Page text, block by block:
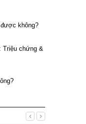
không?
Triệu chứng &